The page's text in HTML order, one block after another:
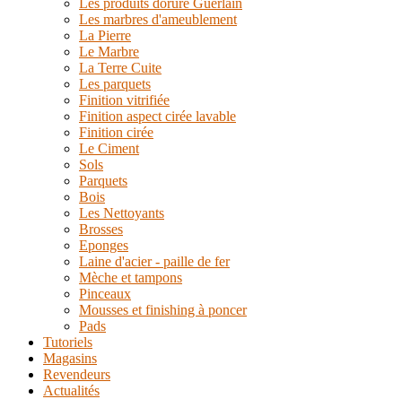
Les marbres d'ameublement
La Pierre
Le Marbre
La Terre Cuite
Les parquets
Finition vitrifiée
Finition aspect cirée lavable
Finition cirée
Le Ciment
Sols
Parquets
Bois
Les Nettoyants
Brosses
Eponges
Laine d'acier - paille de fer
Mèche et tampons
Pinceaux
Mousses et finishing à poncer
Pads
Tutoriels
Magasins
Revendeurs
Actualités